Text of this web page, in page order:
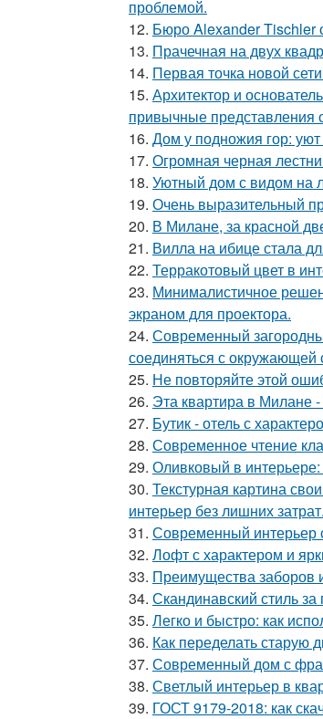
проблемой.
12. Бюро Alexander Tischler
13. Прачечная на двух
14. Первая точка новой
15. Архитектор и
привычные представления
16. Дом у подножия гор:
17. Огромная черная
18. Уютный дом с видом на
19. Очень выразительный
20. В Милане, за красной
21. Вилла на ибице стала
22. Терракотовый цвет в
23. Минималистичное
экраном для проектора.
24. Современный
соединяться с окружающей
25. Не повторяйте этой
26. Эта квартира в Милане
27. Бутик - отель с
28. Современное чтение
29. Оливковый в
30. Текстурная картина
интерьер без лишних затрат.
31. Современный интерьер
32. Лофт с характером и
33. Преимущества заборов
34. Скандинавский стиль за
35. Легко и быстро: как
36. Как переделать старую
37. Современный дом с
38. Светлый интерьер в
39. ГОСТ 9179-2018: как